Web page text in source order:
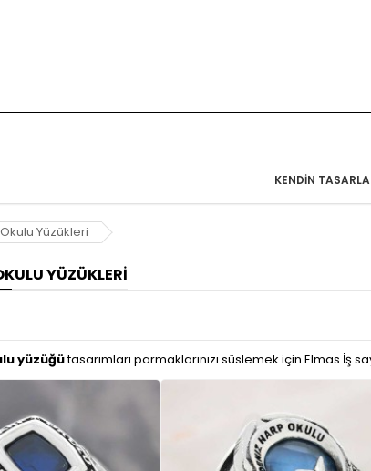
KENDIN TASARLA
Yüzükleri
YÜZÜKLERI
yüzüğütasarımları parmaklarınızı süslemek için Elmas İş